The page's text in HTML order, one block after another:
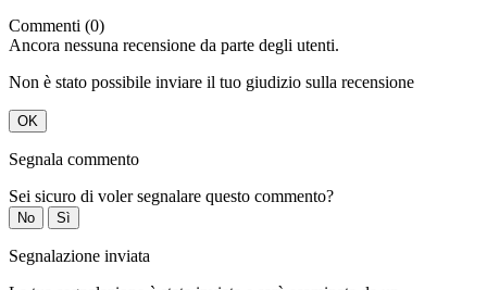
Commenti (0)
Ancora nessuna recensione da parte degli utenti.
Non è stato possibile inviare il tuo giudizio sulla recensione
OK
Segnala commento
Sei sicuro di voler segnalare questo commento?
No Sì
Segnalazione inviata